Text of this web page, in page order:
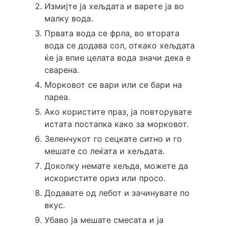
Измијте ја хељдата и варете ја во
малку вода.
Првата вода се фрла, во втората
вода се додава сол, откако хељдата
ќе ја впие целата вода значи дека е
сварена.
Морковот се вари или се бари на
пареа.
Ако користите праз, ја повторувате
истата постапка како за морковот.
Зеленчукот го сецкате ситно и го
мешате со леќата и хељдата.
Доколку немате хељда, можете да
искористите ориз или просо.
Додавате од лебот и зачинувате по
вкус.
Убаво ја мешате смесата и ја